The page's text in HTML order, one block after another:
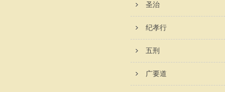
圣治
纪孝行
五刑
广要道